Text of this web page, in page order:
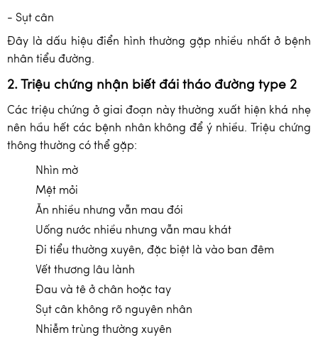
- Sụt cân
Đây là dấu hiệu điển hình thường gặp nhiều nhất ở bệnh
nhân tiểu đường.
2. Triệu chứng nhận biết đái tháo đường type 2
Các triệu chứng ở giai đoạn này thường xuất hiện khá nhẹ
nên hầu hết các bệnh nhân không để ý nhiều. Triệu chứng
thông thường có thể gặp:
Nhìn mờ
Mệt mỏi
Ăn nhiều nhưng vẫn mau đói
Uống nước nhiều nhưng vẫn mau khát
Đi tiểu thường xuyên, đặc biệt là vào ban đêm
Vết thương lâu lành
Đau và tê ở chân hoặc tay
Sụt cân không rõ nguyên nhân
Nhiễm trùng thường xuyên